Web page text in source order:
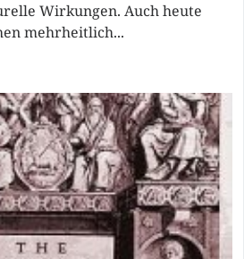
Wirkungen. Auch heute
mehrheitlich...